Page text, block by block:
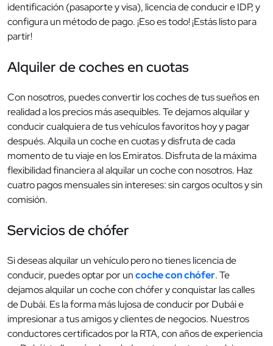
identificación (pasaporte y visa), licencia de conducir e IDP, y
configura un método de pago. ¡Eso es todo! ¡Estás listo para
partir!
Alquiler de coches en cuotas
Con nosotros, puedes convertir los coches de tus sueños en
realidad a los precios más asequibles. Te dejamos alquilar y
conducir cualquiera de tus vehículos favoritos hoy y pagar
después. Alquila un coche en cuotas y disfruta de cada
momento de tu viaje en los Emiratos. Disfruta de la máxima
flexibilidad financiera al alquilar un coche con nosotros. Haz
cuatro pagos mensuales sin intereses: sin cargos ocultos y sin
comisión.
Servicios de chófer
Si deseas alquilar un vehículo pero no tienes licencia de
conducir, puedes optar por uncoche con chófer. Te
dejamos alquilar un coche con chófer y conquistar las calles
de Dubái. Es la forma más lujosa de conducir por Dubái e
impresionar a tus amigos y clientes de negocios. Nuestros
conductores certificados por la RTA, con años de experiencia